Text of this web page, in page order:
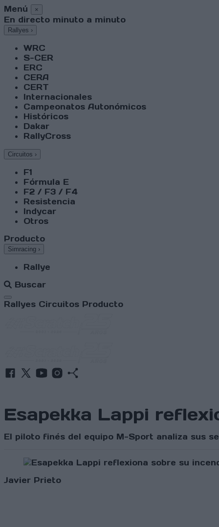
Menú ×
En directo minuto a minuto
Rallyes ›
WRC
S-CER
ERC
CERA
CERT
Internacionales
Campeonatos Autonómicos
Históricos
Dakar
RallyCross
Circuitos ›
F1
Fórmula E
F2 / F3 / F4
Resistencia
Indycar
Otros
Producto
Simracing ›
Rallye
Buscar
Abrir menú
Rallyes Circuitos Producto
Esapekka Lappi
El piloto finés del equipo M-Sport analiza sus
Javier Prieto